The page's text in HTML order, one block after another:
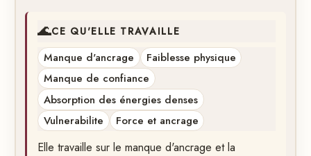
🌊CE QU'ELLE TRAVAILLE
Manque d'ancrage
Faiblesse physique
Manque de confiance
Absorption des énergies denses
Vulnerabilite
Force et ancrage
Elle travaille sur le manque d'ancrage et la